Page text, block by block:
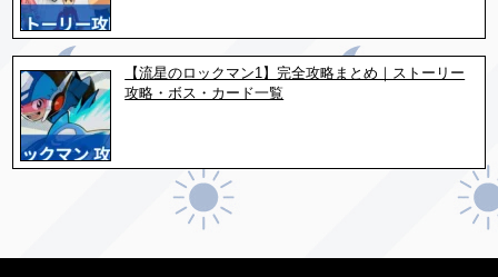
【流星のロックマン1】完全攻略まとめ｜ストーリー
攻略・ボス・カード一覧